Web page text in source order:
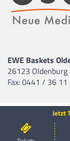
Jetzt
EWE Baskets
26123 Oldenburg
Fax: 0441 / 36